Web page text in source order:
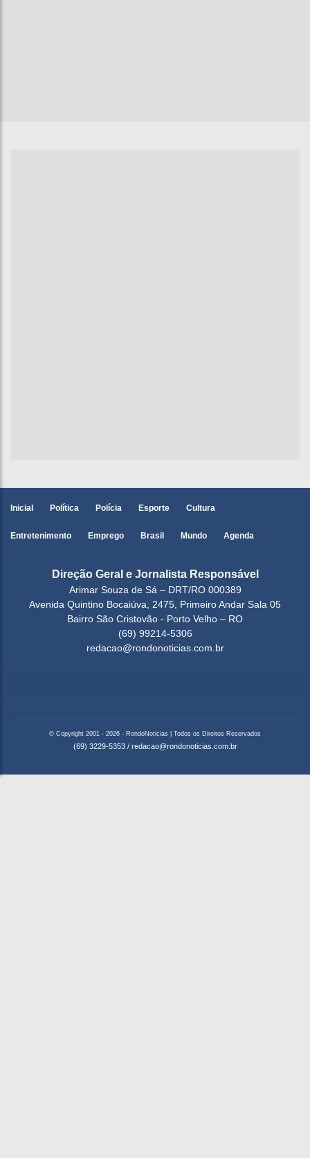
Inicial Política Polícia Esporte Cultura
Entretenimento Emprego Brasil Mundo Agenda
Direção Geral e Jornalista Responsável
Arimar Souza de Sá – DRT/RO 000389
Avenida Quintino Bocaiúva, 2475, Primeiro Andar Sala 05
Bairro São Cristovão - Porto Velho – RO
(69) 99214-5306
redacao@rondonoticias.com.br
© Copyright 2001 - 2026 - RondoNoticias | Todos os Direitos Reservados
(69) 3229-5353 / redacao@rondonoticias.com.br